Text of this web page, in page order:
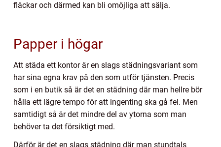
fläckar och därmed kan bli omöjliga att sälja.
Papper i högar
Att städa ett kontor är en slags städningsvariant som
har sina egna krav på den som utför tjänsten. Precis
som i en butik så är det en städning där man hellre bör
hålla ett lägre tempo för att ingenting ska gå fel. Men
samtidigt så är det mindre del av ytorna som man
behöver ta det försiktigt med.
Därför är det en slags städning där man stundtals